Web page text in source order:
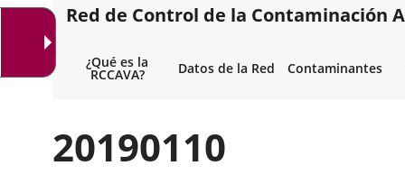
Red de Control de la
¿Qué es la
RCCAVA? Datos de la Red Contaminantes
20190110